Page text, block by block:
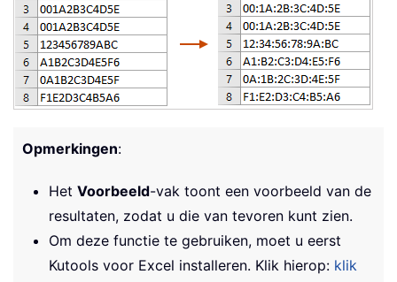
Opmerkingen:
Het Voorbeeld-vak toont een voorbeeld van de
resultaten, zodat u die van tevoren kunt zien.
Om deze functie te gebruiken, moet u eerst
Kutools voor Excel installeren. Klik hierop: klik